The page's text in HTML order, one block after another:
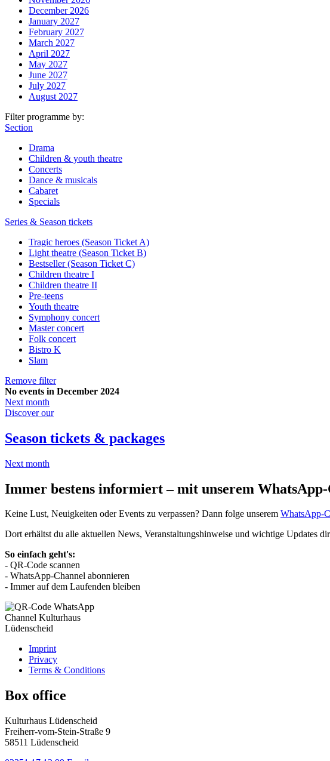
December 2026
January 2027
February 2027
March 2027
April 2027
May 2027
June 2027
July 2027
August 2027
Filter programme by:
Section
Drama
Children & youth theatre
Concerts
Dance & musicals
Cabaret
Specials
Series & Season tickets
Tragic heroes (Season Ticket A)
Light theatre (Season Ticket B)
Bestseller (Season Ticket C)
Children theatre I
Children theatre II
Pre-teens
Youth theatre
Symphony concert
Master concert
Folk concert
Bistro K
Slam
Remove filter
No events in December 2024
Next month
Discover our
Season tickets & packages
Next month
Immer bestens informiert – mit unserem WhatsApp-
Keine Lust, Neuigkeiten oder Events zu verpassen? Dann folge unserem WhatsApp-
Dort erhältst du alle aktuellen News, Veranstaltungshinweise und wichtige Updates
So einfach geht's:
- QR-Code scannen
- WhatsApp-Channel abonnieren
- Immer auf dem Laufenden bleiben
Imprint
Privacy
Terms & Conditions
Box office
Kulturhaus Lüdenscheid
Freiherr-vom-Stein-Straße 9
58511 Lüdenscheid